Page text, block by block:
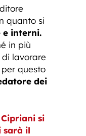
quanto si
e interni.
in più
lavorare
questo
dei
si
sarà il